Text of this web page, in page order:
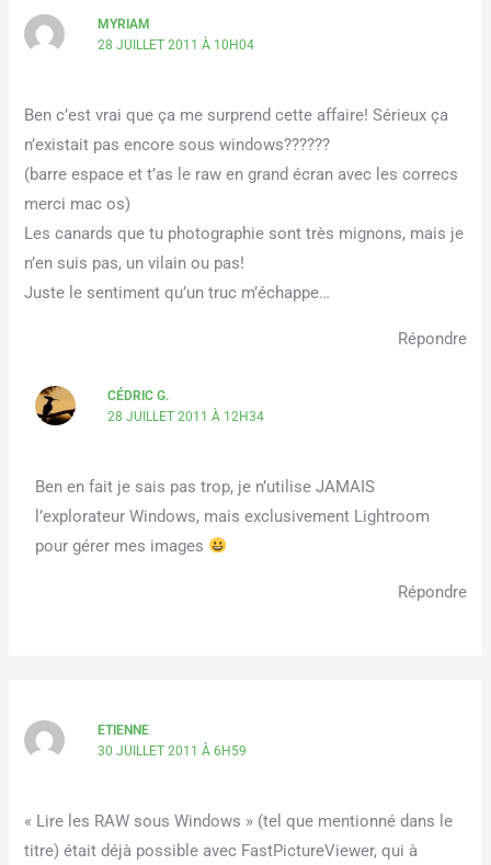
MYRIAM
28 JUILLET 2011 À 10H04
Ben c’est vrai que ça me surprend cette affaire! Sérieux ça
n’existait pas encore sous windows??????
(barre espace et t’as le raw en grand écran avec les correcs
merci mac os)
Les canards que tu photographie sont très mignons, mais je
n’en suis pas, un vilain ou pas!
Juste le sentiment qu’un truc m’échappe…
Répondre
CÉDRIC G.
28 JUILLET 2011 À 12H34
Ben en fait je sais pas trop, je n’utilise JAMAIS
l’explorateur Windows, mais exclusivement Lightroom
pour gérer mes images
Répondre
ETIENNE
30 JUILLET 2011 À 6H59
« Lire les RAW sous Windows » (tel que mentionné dans le
titre) était déjà possible avec FastPictureViewer, qui à